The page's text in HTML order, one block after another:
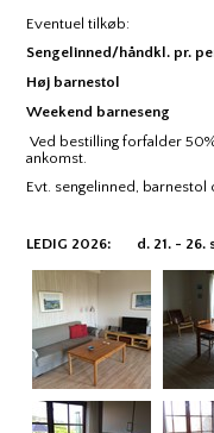
Eventuel tilkøb:
Sengelinned/håndkl. pr.
Høj barnestol
Weekend barneseng
Ved bestilling forfalder
ankomst.
Evt. sengelinned,
LEDIG 2026: d. 21. -